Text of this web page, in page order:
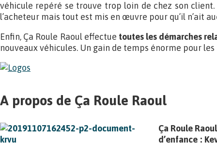
véhicule repéré se trouve trop loin de chez son
l’acheteur mais tout est mis en œuvre pour qu’il n’ait
Enfin, Ça Roule Raoul effectue toutes les démarches
nouveaux véhicules. Un gain de temps énorme pour les
A propos de Ça Roule Raoul
Ça Roule
d’enfance :